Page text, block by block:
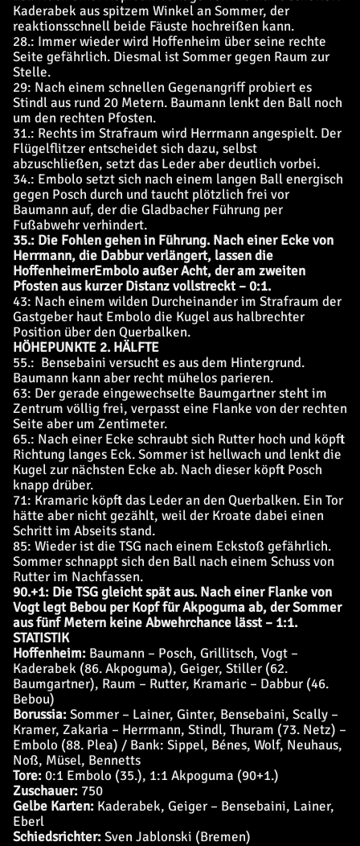
Kaderabek aus spitzem Winkel an Sommer, der
reaktionsschnell beide Fäuste hochreißen kann.
28.: Immer wieder wird Hoffenheim über seine rechte
Seite gefährlich. Diesmal ist Sommer gegen Raum zur
Stelle.
29: Nach einem schnellen Gegenangriff probiert es
Stindl aus rund 20 Metern. Baumann lenkt den Ball noch
um den rechten Pfosten.
31.: Rechts im Strafraum wird Herrmann angespielt. Der
Flügelflitzer entscheidet sich dazu, selbst
abzuschließen, setzt das Leder aber deutlich vorbei.
34.: Embolo setzt sich nach einem langen Ball energisch
gegen Posch durch und taucht plötzlich frei vor
Baumann auf, der die Gladbacher Führung per
Fußabwehr verhindert.
35.: Die Fohlen gehen in Führung. Nach einer Ecke von
Herrmann, die Dabbur verlängert, lassen die
HoffenheimerEmbolo außer Acht, der am zweiten
Pfosten aus kurzer Distanz vollstreckt – 0:1.
43: Nach einem wilden Durcheinander im Strafraum der
Gastgeber haut Embolo die Kugel aus halbrechter
Position über den Querbalken.
HÖHEPUNKTE 2. HÄLFTE
55.: Bensebaini versucht es aus dem Hintergrund.
Baumann kann aber recht mühelos parieren.
63: Der gerade eingewechselte Baumgartner steht im
Zentrum völlig frei, verpasst eine Flanke von der rechten
Seite aber um Zentimeter.
65.: Nach einer Ecke schraubt sich Rutter hoch und köpft
Richtung langes Eck. Sommer ist hellwach und lenkt die
Kugel zur nächsten Ecke ab. Nach dieser köpft Posch
knapp drüber.
71: Kramaric köpft das Leder an den Querbalken. Ein Tor
hätte aber nicht gezählt, weil der Kroate dabei einen
Schritt im Abseits stand.
85: Wieder ist die TSG nach einem Eckstoß gefährlich.
Sommer schnappt sich den Ball nach einem Schuss von
Rutter im Nachfassen.
90.+1: Die TSG gleicht spät aus. Nach einer Flanke von
Vogt legt Bebou per Kopf für Akpoguma ab, der Sommer
aus fünf Metern keine Abwehrchance lässt – 1:1.
STATISTIK
Hoffenheim: Baumann – Posch, Grillitsch, Vogt –
Kaderabek (86. Akpoguma), Geiger, Stiller (62.
Baumgartner), Raum – Rutter, Kramaric – Dabbur (46.
Bebou)
Borussia:Sommer – Lainer, Ginter, Bensebaini, Scally –
Kramer, Zakaria – Herrmann, Stindl, Thuram (73. Netz) –
Embolo (88. Plea) / Bank: Sippel, Bénes, Wolf, Neuhaus,
Noß, Müsel, Bennetts
Tore:0:1 Embolo (35.), 1:1 Akpoguma (90+1.)
Zuschauer: 750
Gelbe Karten: Kaderabek, Geiger – Bensebaini, Lainer,
Eberl
Schiedsrichter:Sven Jablonski (Bremen)